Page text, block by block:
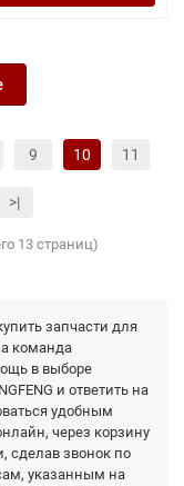
9 10 11
>|
13 страниц)
запчасти для
команда
в выборе
и ответить на
удобным
через корзину
сделав звонок по
указанным на